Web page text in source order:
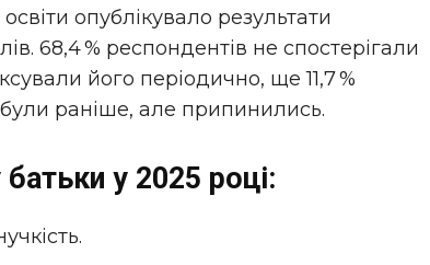
опублікувало результати
68,4 % респондентів не спостерігали
його періодично, ще 11,7 %
раніше, але припинились.
у 2025 році: